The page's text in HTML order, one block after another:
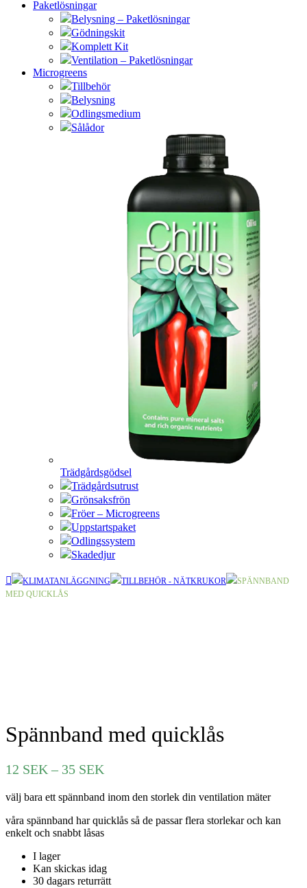
Paketlösningar
Belysning – Paketlösningar
Gödningskit
Komplett Kit
Ventilation – Paketlösningar
Microgreens
Tillbehör
Belysning
Odlingsmedium
Sålådor
Trädgårdsgödsel
Trädgårdsutrust
Grönsaksfrön
Fröer – Microgreens
Uppstartspaket
Odlingssystem
Skadedjur
KLIMATANLÄGGNING TILLBEHÖR - NÄTKRUKOR
SPÄNNBAND
MED QUICKLÅS
Spännband med quicklås
12 SEK – 35 SEK
till
35 SEK
välj bara ett spännband inom den storlek din ventilation mäter
våra spännband har quicklås så de passar flera storlekar och kan
enkelt och snabbt låsas
I lager
Kan skickas idag
30 dagars returrätt